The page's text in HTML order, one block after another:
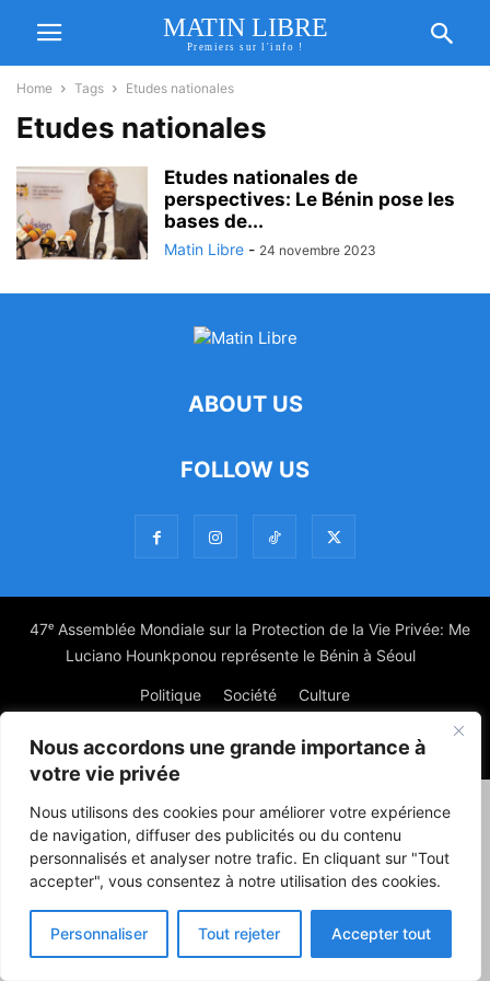
Nous accordons une grande importance à
votre vie privée
Nous utilisons des cookies pour améliorer votre expérience
de navigation, diffuser des publicités ou du contenu
personnalisés et analyser notre trafic. En cliquant sur "Tout
accepter", vous consentez à notre utilisation des cookies.
Personnaliser Tout rejeter Accepter tout
MATIN LIBRE
Premiers sur l'info !
Home Tags Etudes nationales
Etudes nationales
Etudes nationales de
perspectives: Le Bénin pose les
bases de...
Matin Libre - 24 novembre 2023
ABOUT US
FOLLOW US
47ᵉ Assemblée Mondiale sur la Protection de la Vie Privée: Me
Luciano Hounkponou représente le Bénin à Séoul
Politique Société Culture
© Powered by digitXplus Francophone